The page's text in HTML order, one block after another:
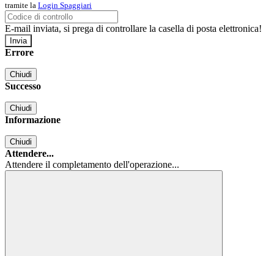
tramite la Login Spaggiari
E-mail inviata, si prega di controllare la casella di posta elettronica!
Errore
Chiudi
Successo
Chiudi
Informazione
Chiudi
Attendere...
Attendere il completamento dell'operazione...